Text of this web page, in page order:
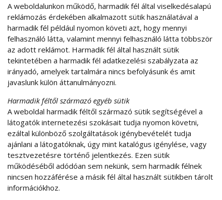
A weboldalunkon működő, harmadik fél által viselkedésalapú
reklámozás érdekében alkalmazott sütik használatával a
harmadik fél például nyomon követi azt, hogy mennyi
felhasználó látta, valamint mennyi felhasználó látta többször
az adott reklámot. Harmadik fél által használt sütik
tekintetében a harmadik fél adatkezelési szabályzata az
irányadó, amelyek tartalmára nincs befolyásunk és amit
javaslunk külön áttanulmányozni.
Harmadik féltől származó egyéb sütik
A weboldal harmadik féltől származó sütik segítségével a
látogatók internetezési szokásait tudja nyomon követni,
ezáltal különböző szolgáltatások igénybevételét tudja
ajánlani a látogatóknak, úgy mint katalógus igénylése, vagy
tesztvezetésre történő jelentkezés. Ezen sütik
működéséből adódóan sem nekünk, sem harmadik félnek
nincsen hozzáférése a másik fél által használt sütikben tárolt
információkhoz.